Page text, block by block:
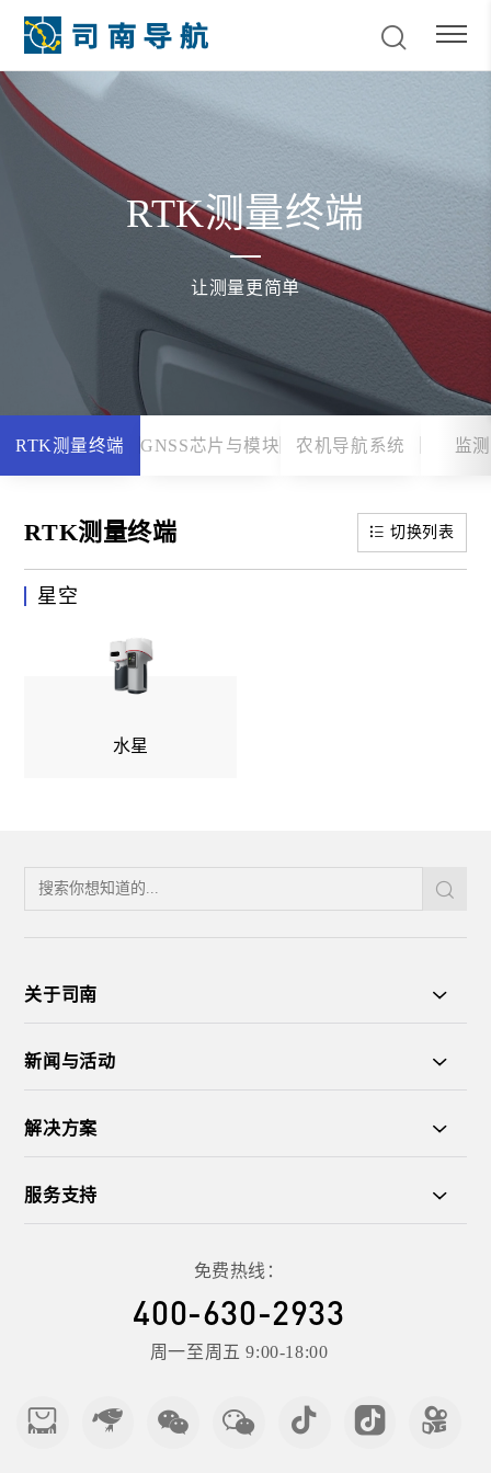
RTK测量终端
让测量更简单
RTK测量终端 GNSS芯片与模块 农机导航系统 监
RTK测量终端 切换列表
星空
水星
免费热线：
400-630-2933
周一至周五 9:00-18:00
关于司南
新闻与活动
解决方案
服务支持